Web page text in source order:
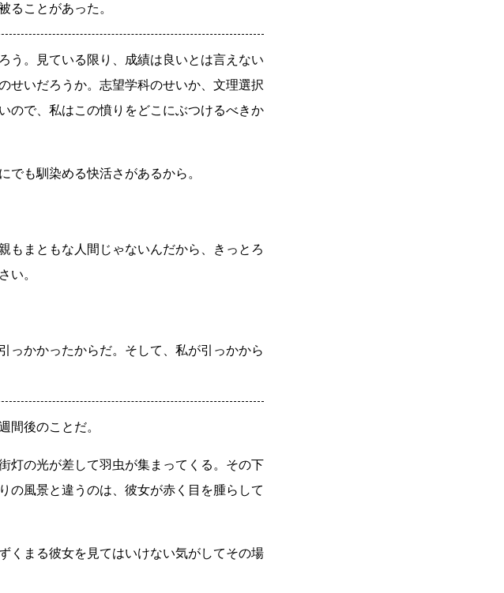
ることがあった。
う。見ている限り、成績は良いとは言えない
せいだろうか。志望学科のせいか、文理選択
ので、私はこの憤りをどこにぶつけるべきか
でも馴染める快活さがあるから。
もまともな人間じゃないんだから、きっとろ
い。
っかかったからだ。そして、私が引っかから
間後のことだ。
灯の光が差して羽虫が集まってくる。その下
の風景と違うのは、彼女が赤く目を腫らして
くまる彼女を見てはいけない気がしてその場